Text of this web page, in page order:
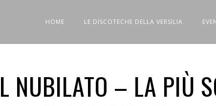
HOME LE DISCOTECHE DELLA VERSILIA
NUBILATO – LA PIÙ